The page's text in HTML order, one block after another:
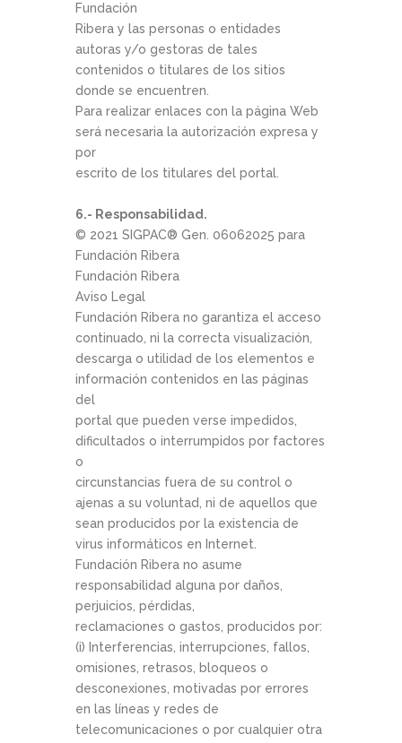
Fundación
Ribera y las personas o entidades
autoras y/o gestoras de tales
contenidos o titulares de los sitios
donde se encuentren.
Para realizar enlaces con la página Web
será necesaria la autorización expresa y
por
escrito de los titulares del portal.
6.- Responsabilidad.
© 2021 SIGPAC®­ Gen. 06­06­2025 para
Fundación Ribera
Fundación Ribera
Aviso Legal
Fundación Ribera no garantiza el acceso
continuado, ni la correcta visualización,
descarga o utilidad de los elementos e
información contenidos en las páginas
del
portal que pueden verse impedidos,
dificultados o interrumpidos por factores
o
circunstancias fuera de su control o
ajenas a su voluntad, ni de aquellos que
sean producidos por la existencia de
virus informáticos en Internet.
Fundación Ribera no asume
responsabilidad alguna por daños,
perjuicios, pérdidas,
reclamaciones o gastos, producidos por:
(i) Interferencias, interrupciones, fallos,
omisiones, retrasos, bloqueos o
desconexiones, motivadas por errores
en las líneas y redes de
telecomunicaciones o por cualquier otra